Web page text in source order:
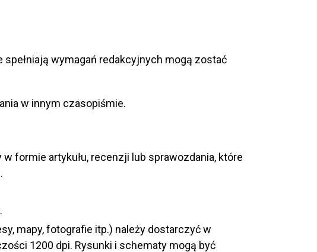
wymagań redakcyjnych mogą zostać
w innym czasopiśmie.
formie artykułu, recenzji lub sprawozdania, które
mapy, fotografie itp.) należy dostarczyć w
1200 dpi. Rysunki i schematy mogą być